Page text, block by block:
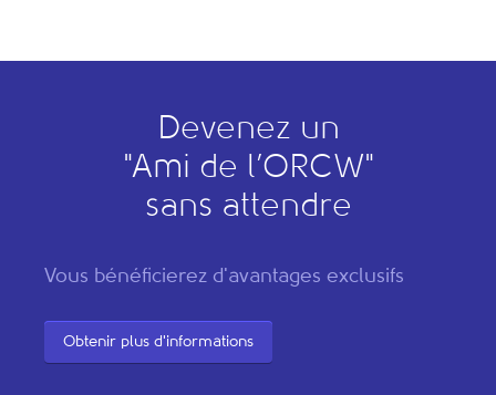
Devenez un
"Ami de l’ORCW"
sans attendre
Vous bénéficierez d'avantages exclusifs
Obtenir plus d'informations